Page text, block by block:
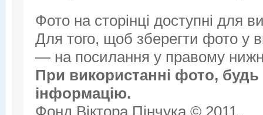
Фото на сторінці доступні для
Для того, щоб зберегти фото у
— на посилання у правому
При використанні фото, будь
інформацію.
Фонд Віктора Пінчука © 2011.